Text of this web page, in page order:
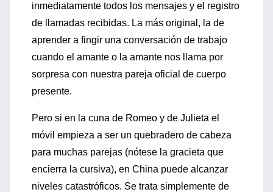
inmediatamente todos los mensajes y el registro
de llamadas recibidas. La más original, la de
aprender a fingir una conversación de trabajo
cuando el amante o la amante nos llama por
sorpresa con nuestra pareja oficial de cuerpo
presente.
Pero si en la cuna de Romeo y de Julieta el
móvil empieza a ser un quebradero de cabeza
para muchas parejas (nótese la gracieta que
encierra la cursiva), en China puede alcanzar
niveles catastróficos. Se trata simplemente de